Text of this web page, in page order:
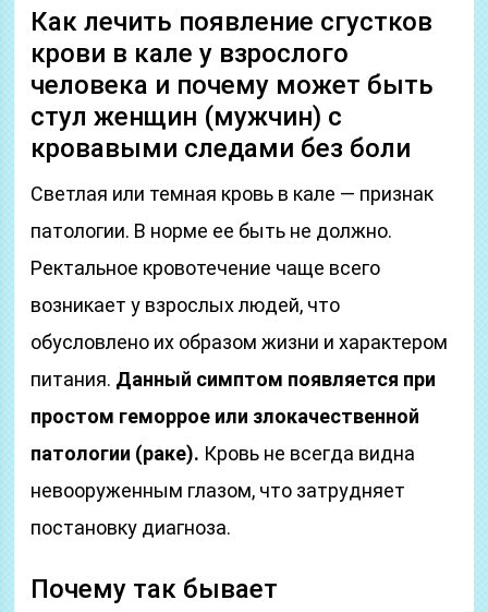
Как лечить появление сгустков
крови в кале у взрослого
человека и почему может быть
стул женщин (мужчин) с
кровавыми следами без боли
Светлая или темная кровь в кале — признак
патологии. В норме ее быть не должно.
Ректальное кровотечение чаще всего
возникает у взрослых людей, что
обусловлено их образом жизни и характером
питания. Данный симптом появляется при
простом геморрое или злокачественной
патологии (раке). Кровь не всегда видна
невооруженным глазом, что затрудняет
постановку диагноза.
Почему так бывает